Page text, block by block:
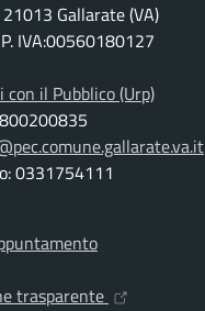
Gallarate (VA)
IVA:00560180127
con il Pubblico (Urp)
0331754111
trasparente